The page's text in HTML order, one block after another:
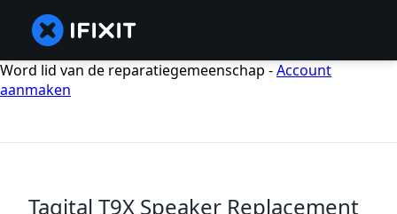
Word lid van de reparatiegemeenschap -Account
aanmaken
Tagital T9X Speaker Replacement